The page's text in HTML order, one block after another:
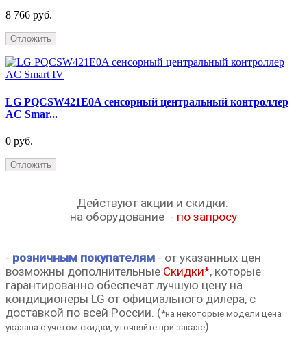
8 766 руб.
Отложить
LG PQCSW421E0A сенсорный центральный контроллер
AC Smar...
0 руб.
Отложить
Действуют акции и скидки:
на оборудование - по запросу
- розничным покупателям - от указанных цен
возможны дополнительные Скидки*, которые
гарантированно обеспечат лучшую цену на
кондиционеры LG от официального дилера, с
доставкой по всей России. (*на некоторые модели цена
указана с учетом скидки, уточняйте при заказе)